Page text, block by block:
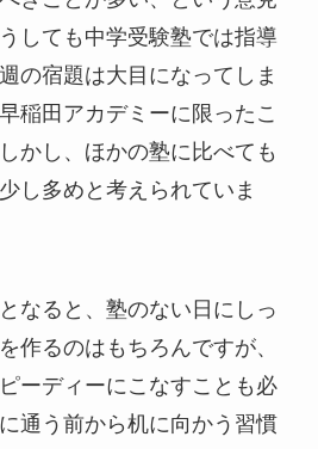
しても中学受験塾では指導
の宿題は大目になってしま
稲田アカデミーに限ったこ
かし、ほかの塾に比べても
し多めと考えられていま
なると、塾のない日にしっ
作るのはもちろんですが、
ーディーにこなすことも必
通う前から机に向かう習慣